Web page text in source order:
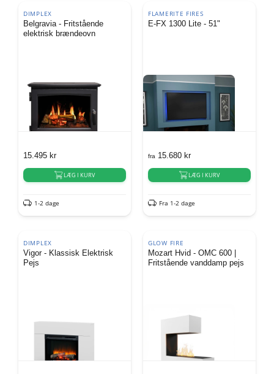
DIMPLEX
Belgravia - Fritstående
elektrisk brændeovn
15.495 kr
LÆG I KURV
1-2 dage
FLAMERITE FIRES
E-FX 1300 Lite - 51"
fra 15.680 kr
LÆG I KURV
Fra 1-2 dage
DIMPLEX
Vigor - Klassisk Elektrisk
Pejs
GLOW FIRE
Mozart Hvid - OMC 600 |
Fritstående vanddamp pejs